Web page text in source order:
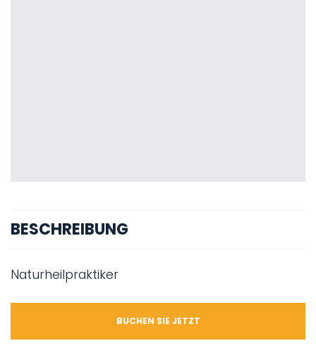
BESCHREIBUNG
Naturheilpraktiker
BUCHEN SIE JETZT